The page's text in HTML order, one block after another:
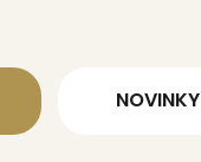
NOVINKY